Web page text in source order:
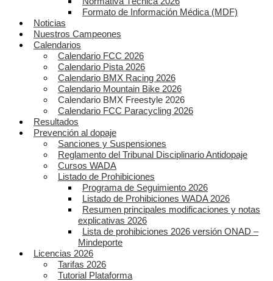
Formato de Información Médica (MDF)
Noticias
Nuestros Campeones
Calendarios
Calendario FCC 2026
Calendario Pista 2026
Calendario BMX Racing 2026
Calendario Mountain Bike 2026
Calendario BMX Freestyle 2026
Calendario FCC Paracycling 2026
Resultados
Prevención al dopaje
Sanciones y Suspensiones
Reglamento del Tribunal Disciplinario Antidopaje
Cursos WADA
Listado de Prohibiciones
Programa de Seguimiento 2026
Listado de Prohibiciones WADA 2026
Resumen principales modificaciones y notas
explicativas 2026
Lista de prohibiciones 2026 versión ONAD –
Mindeporte
Licencias 2026
Tarifas 2026
Tutorial Plataforma